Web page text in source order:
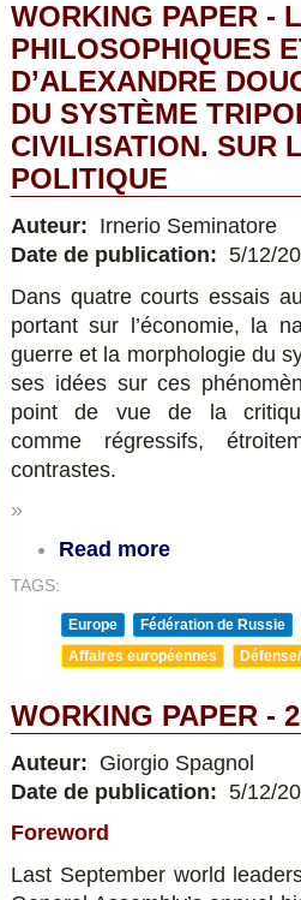
WORKING PAPER -
PHILOSOPHIQUES
D’ALEXANDRE
DU SYSTÈME
CIVILISATION. SUR
POLITIQUE
Auteur: Irnerio Seminatore
Date de publication: 5/12/
Dans quatre courts essais
portant sur l’économie, la
guerre et la morphologie du
ses idées sur ces
point de vue de la
comme régressifs,
contrastes.
»
Read more
TAGS:
Europe
Fédération de Russie
Affaires européennes
WORKING PAPER -
Auteur: Giorgio Spagnol
Date de publication: 5/12/
Foreword
Last September world